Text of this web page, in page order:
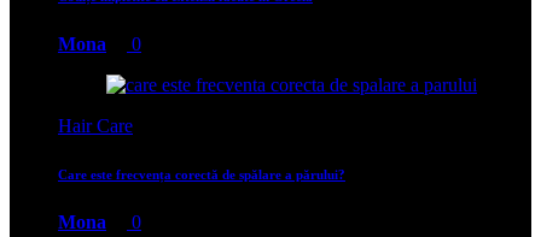
Mona 0
Hair Care
Care este frecvența corectă de spălare a părului?
Mona 0